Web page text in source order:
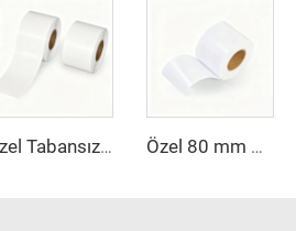
Özel Tabansız Doğrudan Termal Yapışkanlı Etiket Rulosu Silikonlu Glassine Çizgisiz Sürekli Rulo Termal Tabansız Etiket Özel 80 mm 58 mm Tabansız Doğrudan Termal Yapışkanlı Etiket Silikonlu Glassine Çizgisiz Sürekli Rulo Termal Tabansız Etiket